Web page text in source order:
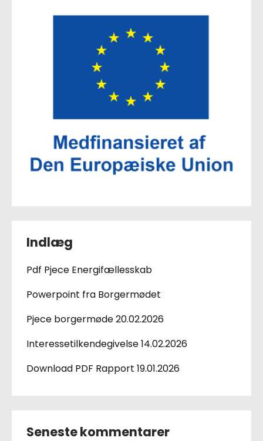
Indlæg
Pdf Pjece Energifællesskab
Powerpoint fra Borgermødet
Pjece borgermøde 20.02.2026
Interessetilkendegivelse 14.02.2026
Download PDF Rapport 19.01.2026
Seneste kommentarer